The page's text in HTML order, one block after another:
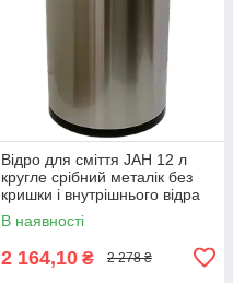
Відро для сміття JAH 12 л
кругле срібний металік без
кришки і внутрішнього відра
В наявності
2 164,10 ₴ 2 278 ₴